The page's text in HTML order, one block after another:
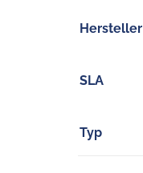
Hersteller
SLA
Typ